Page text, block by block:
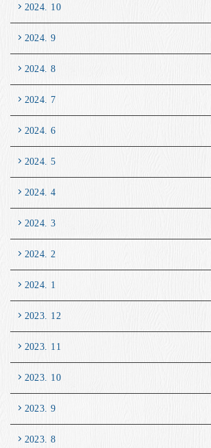
2024. 10
2024. 9
2024. 8
2024. 7
2024. 6
2024. 5
2024. 4
2024. 3
2024. 2
2024. 1
2023. 12
2023. 11
2023. 10
2023. 9
2023. 8